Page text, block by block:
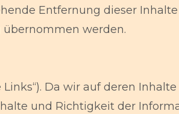
Entfernung dieser Inhalte
werden.
Da wir auf deren
und Richtigkeit der